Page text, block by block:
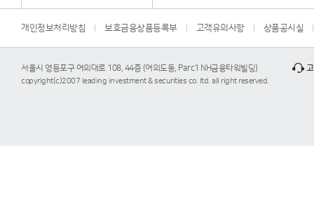
개인정보처리방침 보호금융상품등록부 고객유의사항 상품공시실
서울시 영등포구 여의대로 108, 44층 (여의도동, Parc1 NH금융타워빌딩)
copyright(c)2007 leading investment & securities co. ltd. all right reserved.